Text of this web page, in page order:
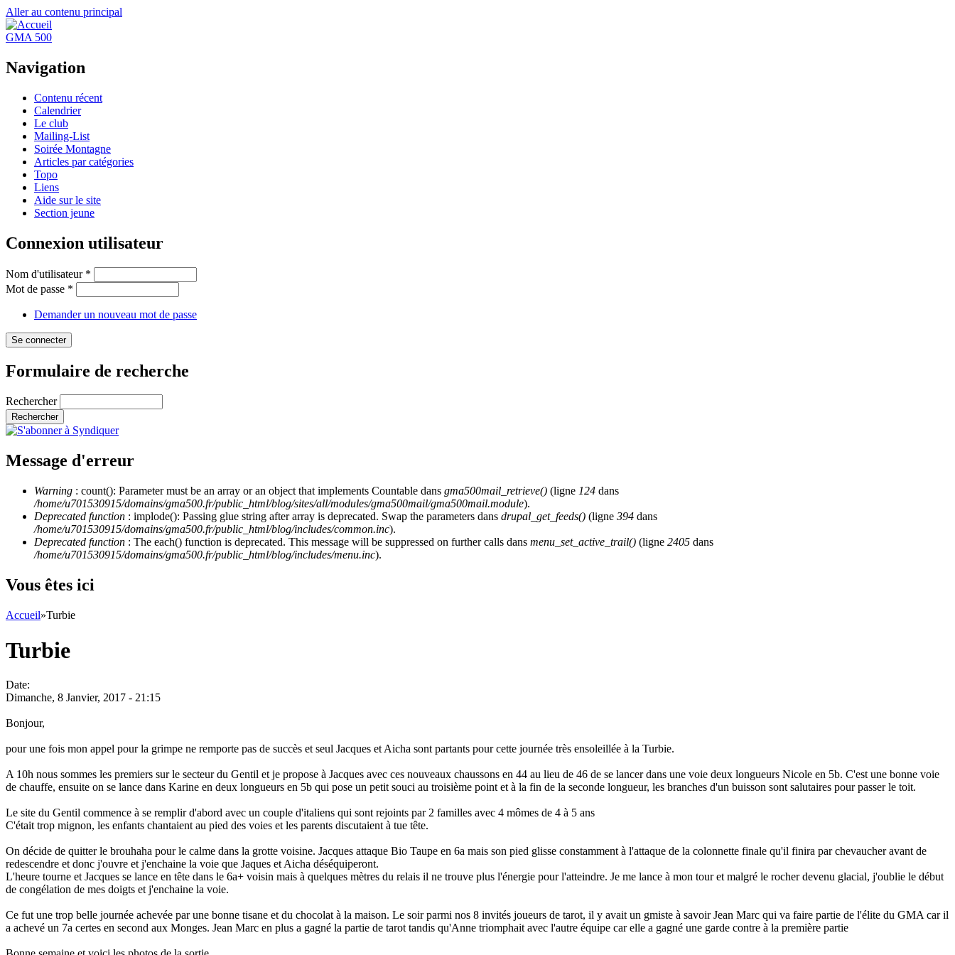
Aller au contenu principal
GMA 500
Navigation
Contenu récent
Calendrier
Le club
Mailing-List
Soirée Montagne
Articles par catégories
Topo
Liens
Aide sur le site
Section jeune
Connexion utilisateur
Nom d'utilisateur *
Mot de passe *
Demander un nouveau mot de passe
Formulaire de recherche
Rechercher
Message d'erreur
Warning : count(): Parameter must be an array or an object that implements Countable dans gma500mail_retrieve() (ligne 124 dans
/home/u701530915/domains/gma500.fr/public_html/blog/sites/all/modules/gma500mail/gma500mail.module).
Deprecated function : implode(): Passing glue string after array is deprecated. Swap the parameters dans drupal_get_feeds() (ligne 394 dans
/home/u701530915/domains/gma500.fr/public_html/blog/includes/common.inc).
Deprecated function : The each() function is deprecated. This message will be suppressed on further calls dans menu_set_active_trail() (ligne 2405 dans
/home/u701530915/domains/gma500.fr/public_html/blog/includes/menu.inc).
Vous êtes ici
Accueil»Turbie
Turbie
Date:
Dimanche, 8 Janvier, 2017 - 21:15
Bonjour,
pour une fois mon appel pour la grimpe ne remporte pas de succès et seul Jacques et Aicha sont partants pour cette journée très ensoleillée à la Turbie.
A 10h nous sommes les premiers sur le secteur du Gentil et je propose à Jacques avec ces nouveaux chaussons en 44 au lieu de 46 de se lancer dans une voie deux longueurs Nicole en 5b. C'est une bonne voie
de chauffe, ensuite on se lance dans Karine en deux longueurs en 5b qui pose un petit souci au troisième point et à la fin de la seconde longueur, les branches d'un buisson sont salutaires pour passer le toit.
Le site du Gentil commence à se remplir d'abord avec un couple d'italiens qui sont rejoints par 2 familles avec 4 mômes de 4 à 5 ans
C'était trop mignon, les enfants chantaient au pied des voies et les parents discutaient à tue tête.
On décide de quitter le brouhaha pour le calme dans la grotte voisine. Jacques attaque Bio Taupe en 6a mais son pied glisse constamment à l'attaque de la colonnette finale qu'il finira par chevaucher avant de
redescendre et donc j'ouvre et j'enchaine la voie que Jaques et Aicha déséquiperont.
L'heure tourne et Jacques se lance en tête dans le 6a+ voisin mais à quelques mètres du relais il ne trouve plus l'énergie pour l'atteindre. Je me lance à mon tour et malgré le rocher devenu glacial, j'oublie le début
de congélation de mes doigts et j'enchaine la voie.
Ce fut une trop belle journée achevée par une bonne tisane et du chocolat à la maison. Le soir parmi nos 8 invités joueurs de tarot, il y avait un gmiste à savoir Jean Marc qui va faire partie de l'élite du GMA car il
a achevé un 7a certes en second aux Monges. Jean Marc en plus a gagné la partie de tarot tandis qu'Anne triomphait avec l'autre équipe car elle a gagné une garde contre à la première partie